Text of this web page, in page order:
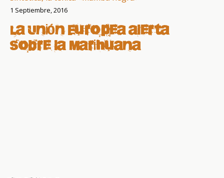
1 Septiembre, 2016
La Unión Europea alerta
sobre la marihuana